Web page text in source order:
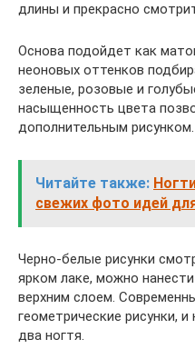
длины и прекрасно
Основа подойдет как
неоновых оттенков
зеленые, розовые и
насыщенность цвета
дополнительным рисунком.
Читайте также:
свежих фото идей
Черно-белые рисунки
ярком лаке, можно
верхним слоем.
геометрические рисунки,
два ногтя.